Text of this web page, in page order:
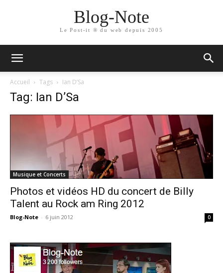
Blog-Note
Le Post-it ® du web depuis 2005
Accueil Tags Ian D’Sa
Tag: Ian D’Sa
Musique et Concerts
Photos et vidéos HD du concert de Billy
Talent au Rock am Ring 2012
Blog-Note - 6 juin 2012 0